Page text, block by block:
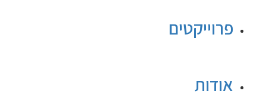
פרוייקטים
אודות